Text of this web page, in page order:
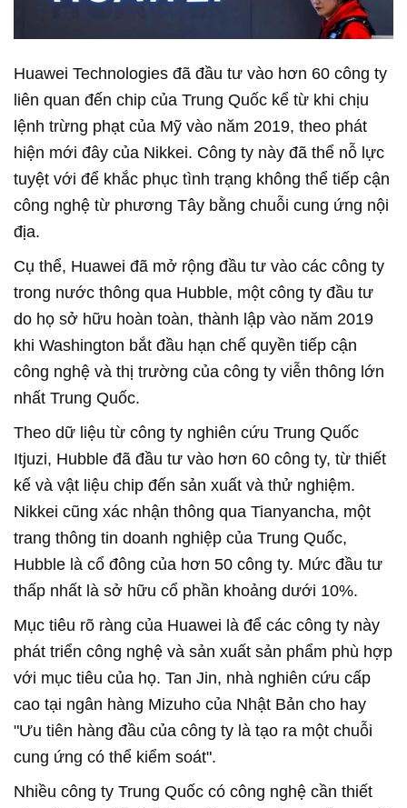
Huawei Technologies đã đầu tư vào hơn 60 công ty
liên quan đến chip của Trung Quốc kể từ khi chịu
lệnh trừng phạt của Mỹ vào năm 2019, theo phát
hiện mới đây của Nikkei. Công ty này đã thể nỗ lực
tuyệt với để khắc phục tình trạng không thể tiếp cận
công nghệ từ phương Tây bằng chuỗi cung ứng nội
địa.
Cụ thể, Huawei đã mở rộng đầu tư vào các công ty
trong nước thông qua Hubble, một công ty đầu tư
do họ sở hữu hoàn toàn, thành lập vào năm 2019
khi Washington bắt đầu hạn chế quyền tiếp cận
công nghệ và thị trường của công ty viễn thông lớn
nhất Trung Quốc.
Theo dữ liệu từ công ty nghiên cứu Trung Quốc
Itjuzi, Hubble đã đầu tư vào hơn 60 công ty, từ thiết
kế và vật liệu chip đến sản xuất và thử nghiệm.
Nikkei cũng xác nhận thông qua Tianyancha, một
trang thông tin doanh nghiệp của Trung Quốc,
Hubble là cổ đông của hơn 50 công ty. Mức đầu tư
thấp nhất là sở hữu cổ phần khoảng dưới 10%.
Mục tiêu rõ ràng của Huawei là để các công ty này
phát triển công nghệ và sản xuất sản phẩm phù hợp
với mục tiêu của họ. Tan Jin, nhà nghiên cứu cấp
cao tại ngân hàng Mizuho của Nhật Bản cho hay
"Ưu tiên hàng đầu của công ty là tạo ra một chuỗi
cung ứng có thể kiểm soát".
Nhiều công ty Trung Quốc có công nghệ cần thiết